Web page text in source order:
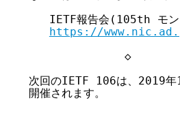
IETF報告会(105th モン
https://
◇
次回のIETF 106は、2019
開催されます。